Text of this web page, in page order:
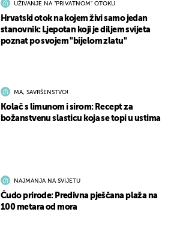
UŽIVANJE NA "PRIVATNOM" OTOKU
Hrvatski otok na kojem živi samo jedan
stanovnik: Ljepotan koji je diljem svijeta
poznat po svojem "bijelom zlatu"
MA, SAVRŠENSTVO!
Kolač s limunom i sirom: Recept za
božanstvenu slasticu koja se topi u ustima
NAJMANJA NA SVIJETU
Čudo prirode: Predivna pješčana plaža na
100 metara od mora